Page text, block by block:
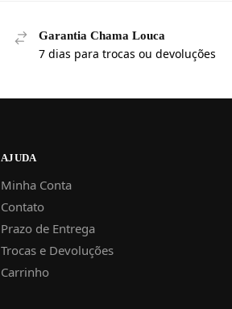
Garantia Chama Louca
7 dias para trocas ou devoluções
AJUDA
Minha Conta
Contato
Prazo de Entrega
Trocas e Devoluções
Carrinho